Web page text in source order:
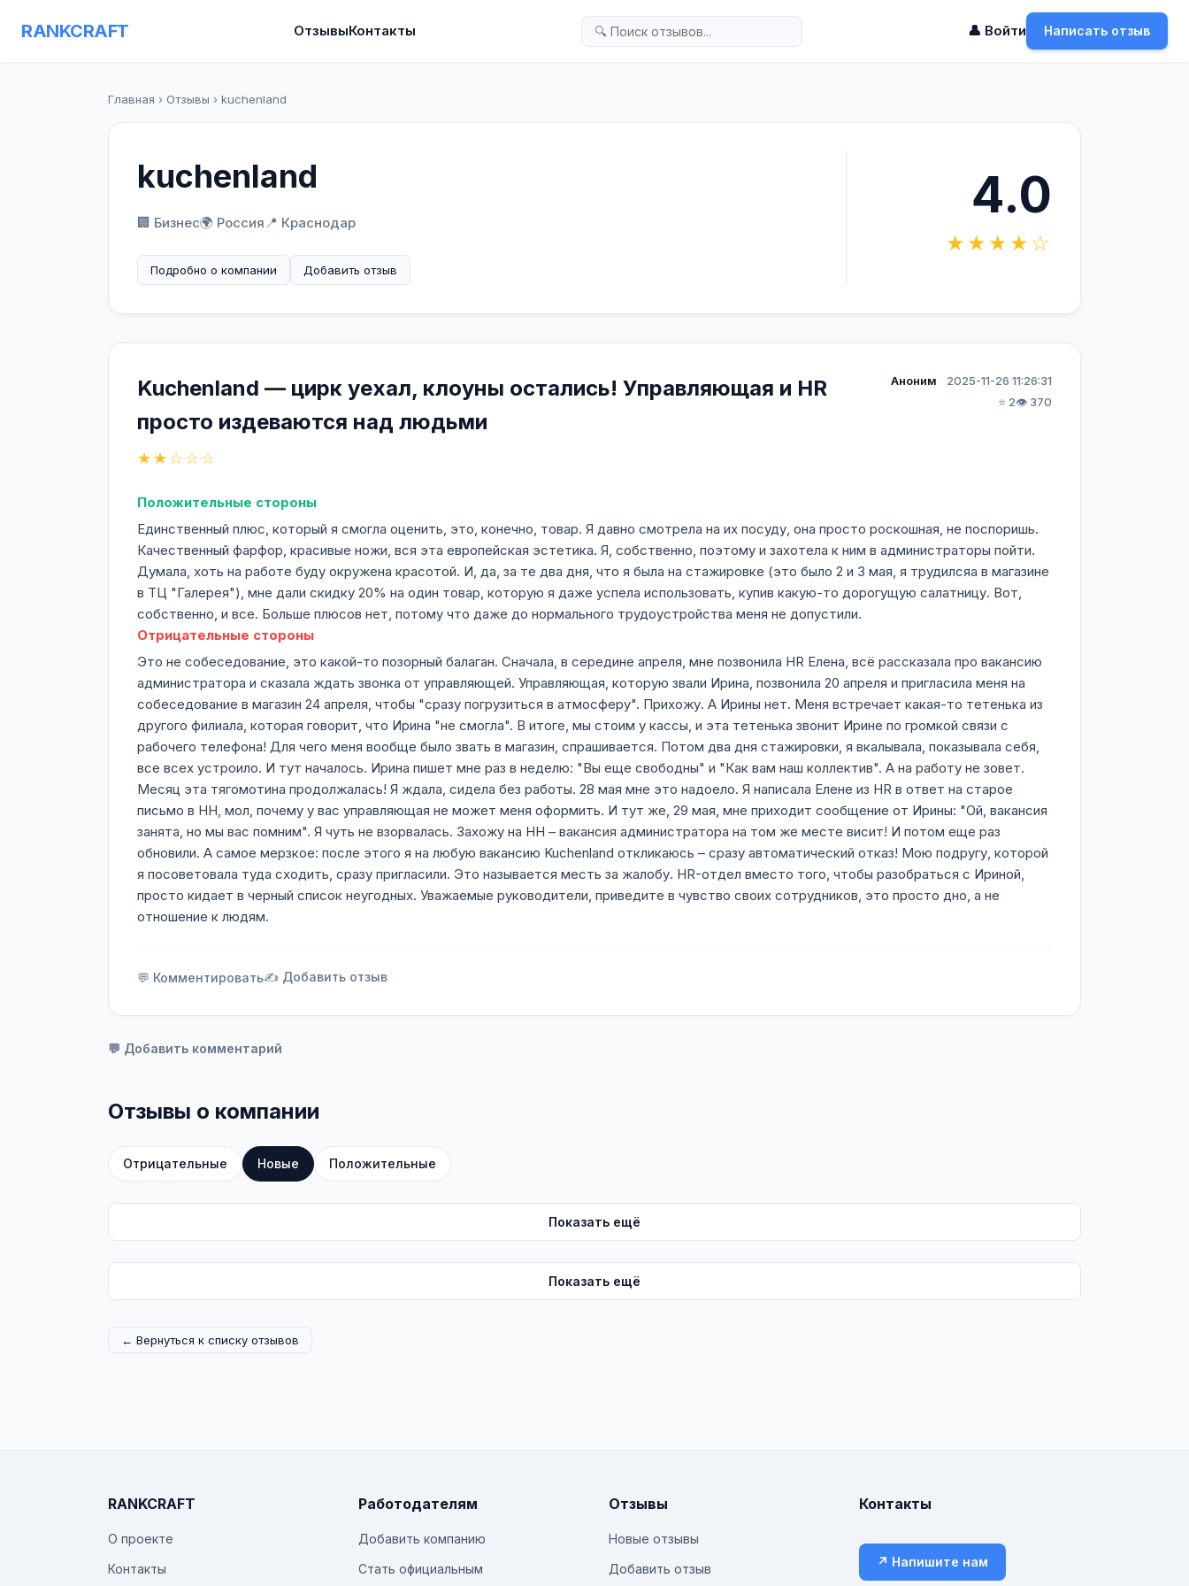
RANKCRAFT ОтзывыКонтакты 👤 Войти Написать отзыв
Главная › Отзывы › kuchenland
kuchenland
🏢 Бизнес🌍 Россия📍 Краснодар
Подробно о компании Добавить отзыв
4.0
★★★★☆
Kuchenland — цирк уехал, клоуны остались! Управляющая и HR
просто издеваются над людьми
★★☆☆☆
Аноним
2025-11-26 11:26:31
⭐ 2👁️ 370
Положительные стороны
Единственный плюс, который я смогла оценить, это, конечно, товар. Я давно смотрела на их посуду, она просто роскошная, не поспоришь.
Качественный фарфор, красивые ножи, вся эта европейская эстетика. Я, собственно, поэтому и захотела к ним в администраторы пойти.
Думала, хоть на работе буду окружена красотой. И, да, за те два дня, что я была на стажировке (это было 2 и 3 мая, я трудилсяа в магазине
в ТЦ "Галерея"), мне дали скидку 20% на один товар, которую я даже успела использовать, купив какую-то дорогущую салатницу. Вот,
собственно, и все. Больше плюсов нет, потому что даже до нормального трудоустройства меня не допустили.
Отрицательные стороны
Это не собеседование, это какой-то позорный балаган. Сначала, в середине апреля, мне позвонила HR Елена, всё рассказала про вакансию
администратора и сказала ждать звонка от управляющей. Управляющая, которую звали Ирина, позвонила 20 апреля и пригласила меня на
собеседование в магазин 24 апреля, чтобы "сразу погрузиться в атмосферу". Прихожу. А Ирины нет. Меня встречает какая-то тетенька из
другого филиала, которая говорит, что Ирина "не смогла". В итоге, мы стоим у кассы, и эта тетенька звонит Ирине по громкой связи с
рабочего телефона! Для чего меня вообще было звать в магазин, спрашивается. Потом два дня стажировки, я вкалывала, показывала себя,
все всех устроило. И тут началось. Ирина пишет мне раз в неделю: "Вы еще свободны" и "Как вам наш коллектив". А на работу не зовет.
Месяц эта тягомотина продолжалась! Я ждала, сидела без работы. 28 мая мне это надоело. Я написала Елене из HR в ответ на старое
письмо в HH, мол, почему у вас управляющая не может меня оформить. И тут же, 29 мая, мне приходит сообщение от Ирины: "Ой, вакансия
занята, но мы вас помним". Я чуть не взорвалась. Захожу на HH – вакансия администратора на том же месте висит! И потом еще раз
обновили. А самое мерзкое: после этого я на любую вакансию Kuchenland откликаюсь – сразу автоматический отказ! Мою подругу, которой
я посоветовала туда сходить, сразу пригласили. Это называется месть за жалобу. HR-отдел вместо того, чтобы разобраться с Ириной,
просто кидает в черный список неугодных. Уважаемые руководители, приведите в чувство своих сотрудников, это просто дно, а не
отношение к людям.
💬 Комментировать✍️ Добавить отзыв
💬 Добавить комментарий
Отзывы о компании
Отрицательные Новые Положительные
Показать ещё
Показать ещё
← Вернуться к списку отзывов
RANKCRAFT
О проекте
Контакты
Работодателям
Добавить компанию
Стать официальным
Отзывы
Новые отзывы
Добавить отзыв
Контакты
↗ Напишите нам